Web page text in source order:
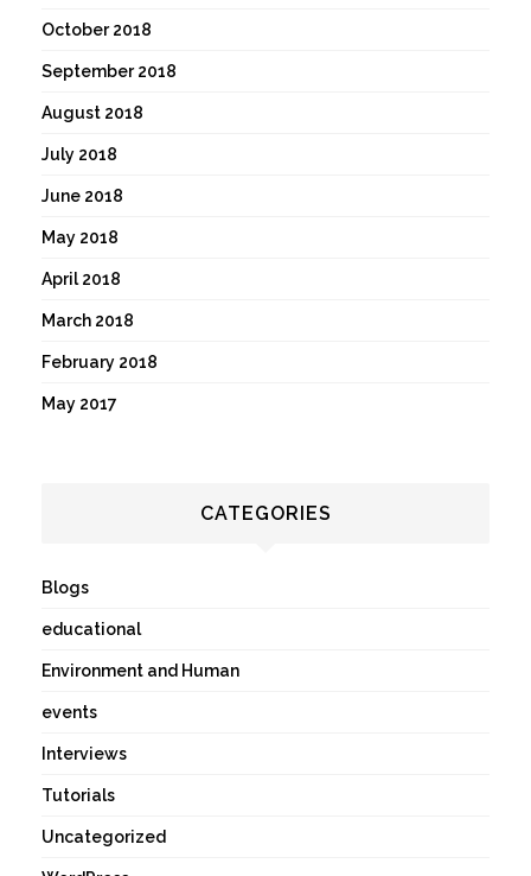
October 2018
September 2018
August 2018
July 2018
June 2018
May 2018
April 2018
March 2018
February 2018
May 2017
CATEGORIES
Blogs
educational
Environment and Human
events
Interviews
Tutorials
Uncategorized